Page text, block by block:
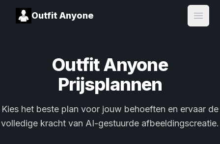
Outfit Anyone
Open
Outfit Anyone
Prijsplannen
Kies het beste plan voor jouw behoeften en ervaar de
volledige kracht van AI-gestuurde afbeeldingscreatie.